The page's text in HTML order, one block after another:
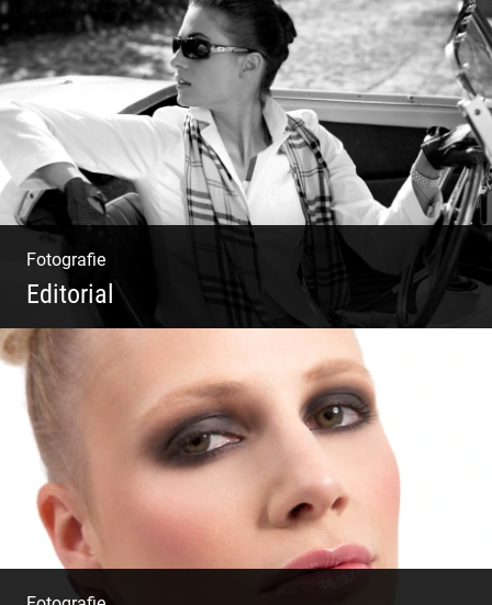
Deine Darstellung nach außen und innen
Fotografie
Editorial
Klassische Editorials